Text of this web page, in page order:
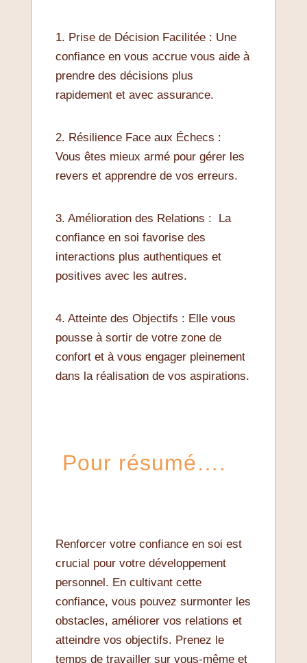
1. Prise de Décision Facilitée : Une
confiance en vous accrue vous aide à
prendre des décisions plus
rapidement et avec assurance.
2. Résilience Face aux Échecs :
Vous êtes mieux armé pour gérer les
revers et apprendre de vos erreurs.
3. Amélioration des Relations : La
confiance en soi favorise des
interactions plus authentiques et
positives avec les autres.
4. Atteinte des Objectifs : Elle vous
pousse à sortir de votre zone de
confort et à vous engager pleinement
dans la réalisation de vos aspirations.
Pour résumé….
Renforcer votre confiance en soi est
crucial pour votre développement
personnel. En cultivant cette
confiance, vous pouvez surmonter les
obstacles, améliorer vos relations et
atteindre vos objectifs. Prenez le
temps de travailler sur vous-même et